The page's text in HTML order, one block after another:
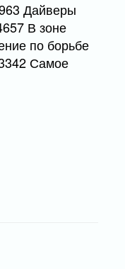
Дайверы
В зоне
по борьбе
Самое